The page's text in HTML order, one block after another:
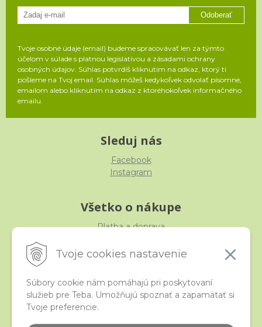
Tvoje cookies nastavenie
Súbory cookie nám pomáhajú pri poskytovaní
služieb pre Teba. Umožňujú spoznať a zapamätať si
Tvoje preferencie.
Odoberať
Tvoje osobné údaje (email) budeme spracovávať len za týmto
účelom v súlade s platnou legislatívou a zásadami ochrany
osobných údajov. Súhlas potvrdíš kliknutím na odkaz, ktorý ti
pošleme na Tvoj email. Súhlas môžeš kedykoľvek odvolať písomne,
emailom alebo kliknutím na odkaz z ktoréhokoľvek informačného
emailu.
Sleduj nás
Facebook
Instagram
Všetko o nákupe
Platba a doprava
Obchodné podmienky
iStraka